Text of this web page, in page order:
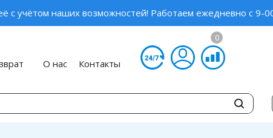
с учётом наших возможностей! Работаем ежедневно с 9-
О нас Контакты
0